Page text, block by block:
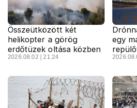
Összeütközött két
helikopter a görög
erdőtüzek oltása közben
2026.08.02 | 21:24
egy